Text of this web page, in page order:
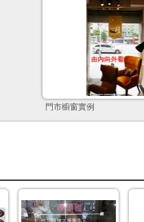
門市櫥窗實例